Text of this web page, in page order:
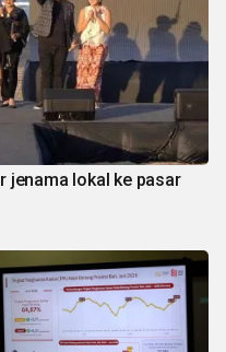
jenama lokal ke pasar